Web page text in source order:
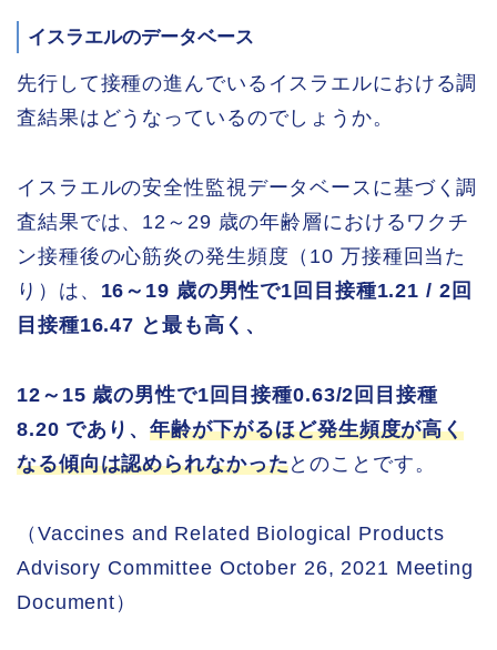
イスラエルのデータベース
先行して接種の進んでいるイスラエルにおける調
査結果はどうなっているのでしょうか。
イスラエルの安全性監視データベースに基づく調
査結果では、12～29 歳の年齢層におけるワクチ
ン接種後の心筋炎の発生頻度（10 万接種回当た
り）は、 16～19 歳の男性で1回目接種1.21 / 2回
目接種16.47 と最も高く、
12～15 歳の男性で1回目接種0.63/2回目接種
8.20 であり、 年齢が下がるほど発生頻度が高く
なる傾向は認められなかったとのことです。
（Vaccines and Related Biological Products
Advisory Committee October 26, 2021 Meeting
Document）